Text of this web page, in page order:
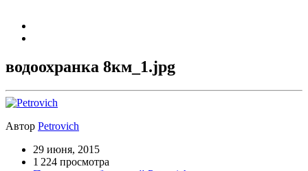
водоохранка 8км_1.jpg
Автор Petrovich
29 июня, 2015
1 224 просмотра